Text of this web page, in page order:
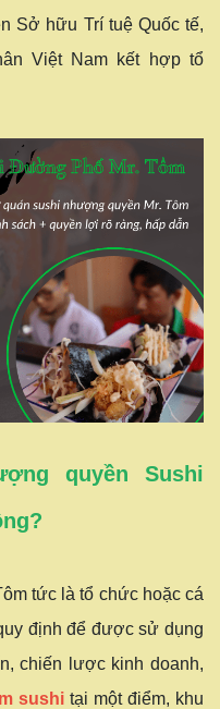
Sở hữu Trí tuệ Quốc tế,
Việt Nam kết hợp tổ
quyền Sushi
tức là tổ chức hoặc cá
định để được sử dụng
chiến lược kinh doanh,
sushitại một điểm, khu